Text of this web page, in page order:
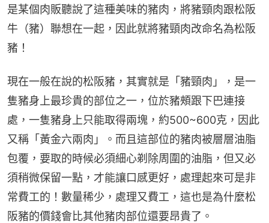
是某個肉販聽說了這種美味的豬肉，將豬頸肉跟松阪
牛（豬）聯想在一起，因此就將豬頸肉改命名為松阪
豬！
現在一般在說的松阪豬，其實就是「豬頸肉」，是一
隻豬身上最珍貴的部位之一，位於豬頰跟下巴連接
處，一隻豬身上只能取得兩塊，約500~600克，因此
又稱「黃金六兩肉」。而且這部位的豬肉被層層油脂
包覆，要取的時候必須細心剃除周圍的油脂，但又必
須稍微保留一點，才能讓口感更好，處理起來可是非
常費工的！數量稀少，處理又費工，這也是為什麼松
阪豬的價錢會比其他豬肉部位還要昂貴了。